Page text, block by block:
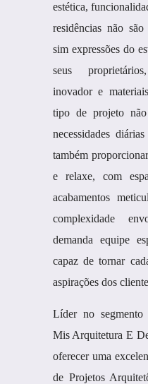
estética,
residências não são
sim expressões do
seus
inovador e
tipo de projeto
necessidades
também
e relaxe, com
acabamentos
complexidade
demanda equipe
capaz de tornar
aspirações dos
Líder no
Mis Arquitetura E
oferecer uma
de Projetos